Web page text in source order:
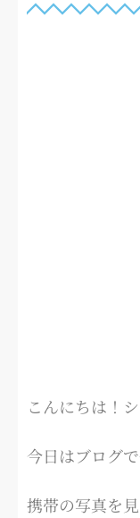
こんにちは！シ
今日はブログ
携帯の写真を